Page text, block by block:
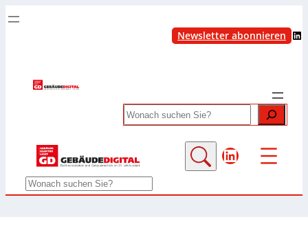
Newsletter abonnieren LinkedIn
Search
LinkedIn
Search